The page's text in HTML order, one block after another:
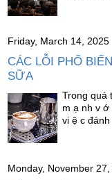
Friday, March 14, 2025
CÁC LỖI PHỔ
SỮA
Trong quá
m ạ nh v ớ
vi ệ c
Monday, November 27,